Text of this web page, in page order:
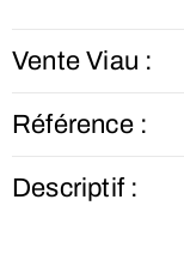
Vente Viau :
Référence :
Descriptif :